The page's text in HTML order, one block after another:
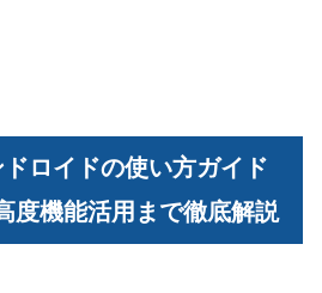
ロイドの使い方ガイド
度機能活用まで徹底解説